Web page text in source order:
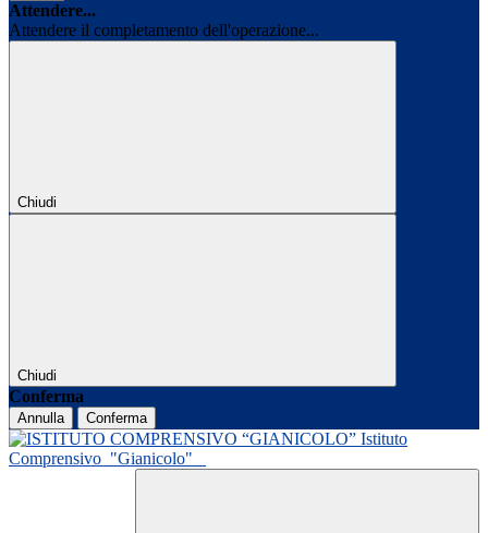
Attendere...
Attendere il completamento dell'operazione...
Chiudi
Chiudi
Conferma
Annulla Conferma
Istituto
Comprensivo "Gianicolo"